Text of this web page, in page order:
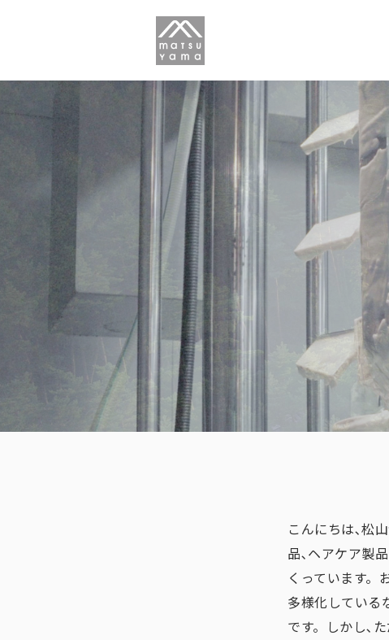
こんにちは､松
品､ヘアケア製
くっています。
多様化している
です。しかし､